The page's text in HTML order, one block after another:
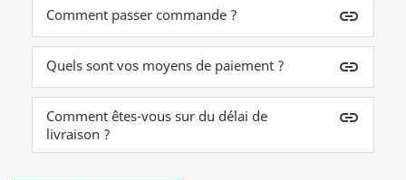
Comment passer commande ? insert_link
Quels sont vos moyens de paiement ? insert_link
Comment êtes-vous sur du délai de
livraison ?
insert_link